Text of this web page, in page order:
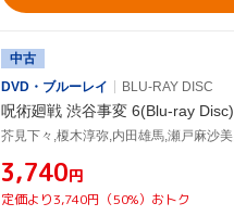
中古
DVD・ブルーレイ
BLU-RAY DISC
呪術廻戦 渋谷事変 6(Blu-ray Disc)
¥3,740円
定価より3,740円（50%）おトク